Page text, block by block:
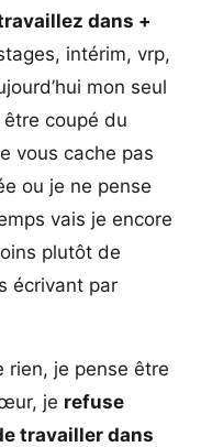
dans +
intérim, vrp,
mon seul
coupé du
vous cache pas
ou je ne pense
vais je encore
plutôt de
écrivant par
rien, je pense être
je refuse
travailler dans